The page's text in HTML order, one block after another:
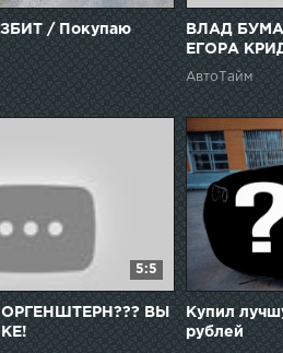
/ Покупаю
ВЛАД
ЕГОРА
РУБЛЕЙ???
АвтоТайм
5:5
ВЫ
Купил
рублей